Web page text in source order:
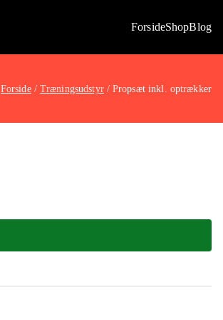
ForsideShopBlog
Forside Træningsudstyr Propsæt inkl. optrækker